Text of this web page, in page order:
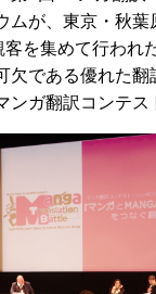
ムが、東京・秋葉
を集めて行われ
欠である優れた翻
ンガ翻訳コンテス